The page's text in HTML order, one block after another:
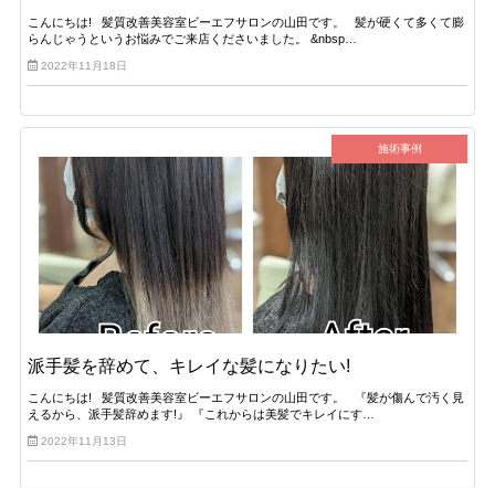
こんにちは! 髪質改善美容室ビーエフサロンの山田です。 髪が硬くて多くて膨
らんじゃうというお悩みでご来店くださいました。 &nbsp…
2022年11月18日
施術事例
派手髪を辞めて、キレイな髪になりたい!
こんにちは! 髪質改善美容室ビーエフサロンの山田です。 『髪が傷んで汚く見
えるから、派手髪辞めます!』 『これからは美髪でキレイにす…
2022年11月13日